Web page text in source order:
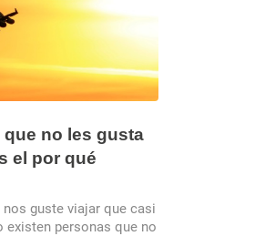
no les gusta
el por qué
guste viajar que casi
existen personas que no